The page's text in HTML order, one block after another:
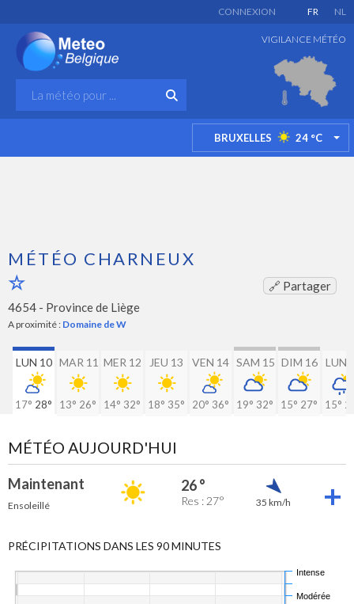
FR NL
CONNEXION
VIGILANCE MÉTÉO
BRUXELLES 24 °C
MÉTÉO CHARNEUX
🔗 Partager
4654 - Province de Liège
A proximité : Domaine de W
LUN 10
17° 28°
MAR 11
13° 26°
MER 12
14° 32°
JEU 13
18° 35°
VEN 14
20° 36°
SAM 15
19° 32°
DIM 16
15° 27°
LUN
15°
MÉTÉO AUJOURD'HUI
Maintenant
Ensoleillé
26 °
Res : 27° 35 km/h
PRÉCIPITATIONS DANS LES 90 MINUTES
Modérée
Intense